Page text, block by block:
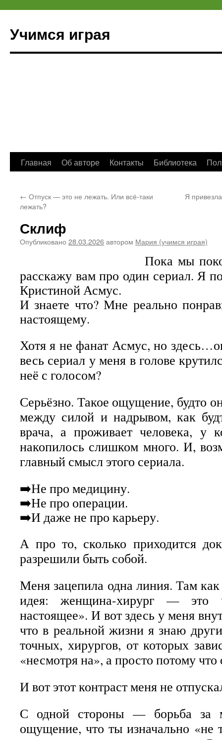
Учимся играя
Перейти
содержимому
Главная Об авторе Контакты Библиотека
← Отпуск — это не лежать. Или всё-таки
лежать?
Я
Склиф
Опубликовано 28.03.2026автором Мария (учимся играя)
Пока мы
расскажу вам про один сериал. Я
Кристиной Асмус.
И знаете что? Мне реально
настоящему.
Хотя я не фанат Асмус, но
весь сериал у меня в голове
неё с голосом?
Серьёзно. Такое ощущение, будто
между силой и надрывом, как
врача, а проживает человека, у
накопилось слишком много. И,
главный смысл этого сериала.
➡️Не про медицину.
➡️Не про операции.
➡️И даже не про карьеру.
А про то, сколько приходится
разрешили быть собой.
Меня зацепила одна линия. Там как
идея: женщина-хирург — это
настоящее». И вот здесь у меня
что в реальной жизни я знаю
точных, хирургов, от которых
«несмотря на», а просто потому что
И вот этот контраст меня не
С одной стороны — борьба за
ощущение, что ты изначально «не